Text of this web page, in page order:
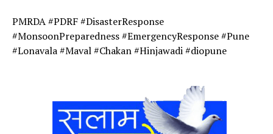
PMRDA #PDRF #DisasterResponse
#MonsoonPreparedness #EmergencyResponse #Pune
#Lonavala #Maval #Chakan #Hinjawadi #diopune